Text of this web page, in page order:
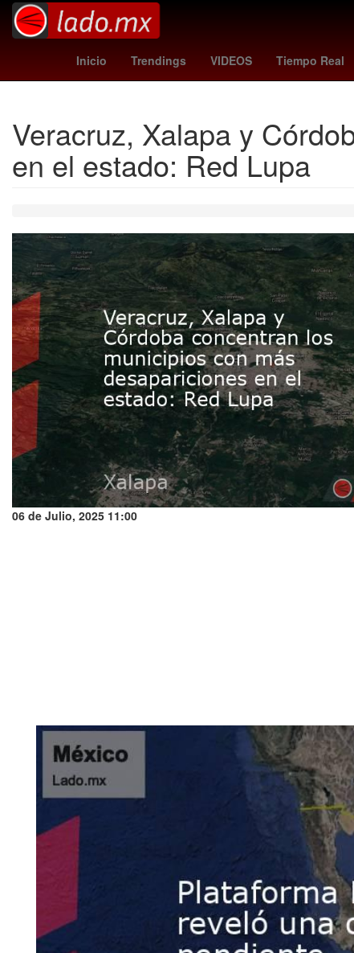
Inicio Trendings VIDEOS Tiempo Real
Aguascalientes así aprenderás Nuno
Veracruz, Xalapa y
en el estado: Red Lupa
06 de Julio, 2025 11:00